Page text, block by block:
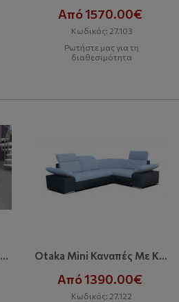
Από 1570.00€
Κωδικός: 27.103
Ρωτήστε μας για τη
διαθεσιμότητα
Otaka II Καναπές Με Κρεβάτι Και Αποθηκευτικό Χώρο Otaka Mini Καναπές Με Κρεβάτι
Από 1390.00€
Κωδικός: 27.122